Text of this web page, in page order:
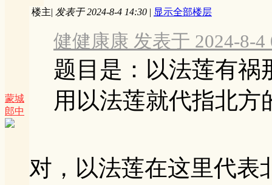
蒙城
郎中
楼主| 发表于 2024-8-4 14:30 | 显示全部楼层
健健康康 发表于 2024-8-4
题目是：以法莲有祸
用以法莲就代指北方
对，以法莲在这里代表